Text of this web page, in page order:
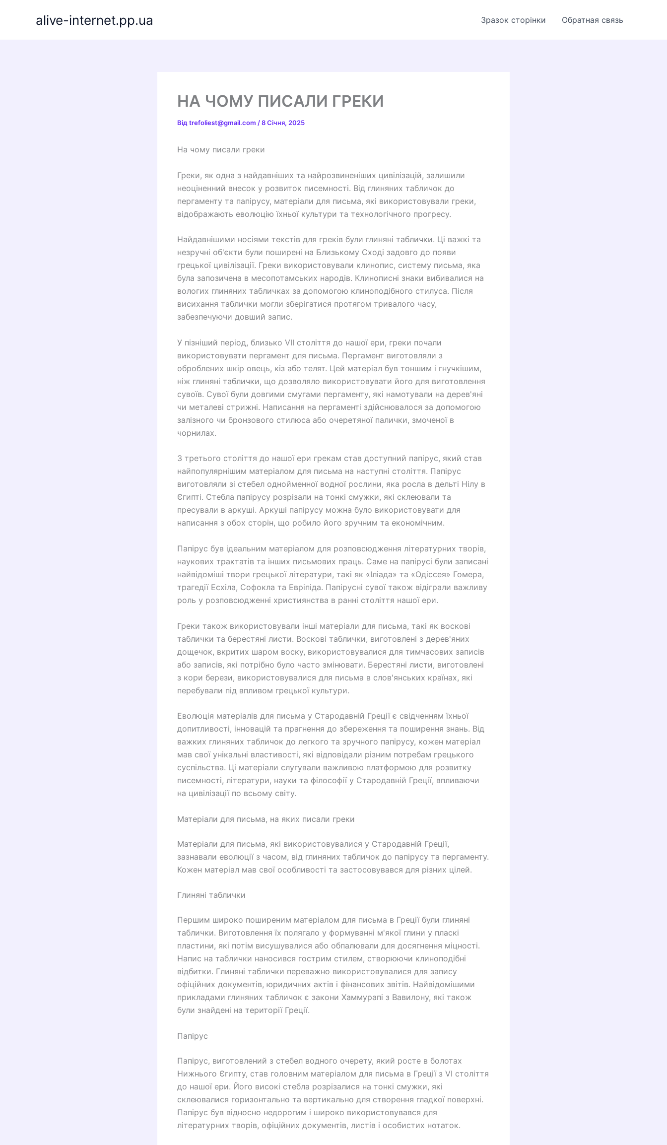
alive-internet.pp.ua Зразок сторінки Обратная связь
НА ЧОМУ ПИСАЛИ ГРЕКИ
Від trefoliest@gmail.com /8 Січня, 2025
На чому писали греки
Греки, як одна з найдавніших та найрозвиненіших цивілізацій, залишили
неоціненний внесок у розвиток писемності. Від глиняних табличок до
пергаменту та папірусу, матеріали для письма, які використовували греки,
відображають еволюцію їхньої культури та технологічного прогресу.
Найдавнішими носіями текстів для греків були глиняні таблички. Ці важкі та
незручні об'єкти були поширені на Близькому Сході задовго до появи
грецької цивілізації. Греки використовували клинопис, систему письма, яка
була запозичена в месопотамських народів. Клинописні знаки вибивалися на
вологих глиняних табличках за допомогою клиноподібного стилуса. Після
висихання таблички могли зберігатися протягом тривалого часу,
забезпечуючи довший запис.
У пізніший період, близько VII століття до нашої ери, греки почали
використовувати пергамент для письма. Пергамент виготовляли з
оброблених шкір овець, кіз або телят. Цей матеріал був тоншим і гнучкішим,
ніж глиняні таблички, що дозволяло використовувати його для виготовлення
сувоїв. Сувої були довгими смугами пергаменту, які намотували на дерев'яні
чи металеві стрижні. Написання на пергаменті здійснювалося за допомогою
залізного чи бронзового стилюса або очеретяної палички, змоченої в
чорнилах.
З третього століття до нашої ери грекам став доступний папірус, який став
найпопулярнішим матеріалом для письма на наступні століття. Папірус
виготовляли зі стебел однойменної водної рослини, яка росла в дельті Нілу в
Єгипті. Стебла папірусу розрізали на тонкі смужки, які склеювали та
пресували в аркуші. Аркуші папірусу можна було використовувати для
написання з обох сторін, що робило його зручним та економічним.
Папірус був ідеальним матеріалом для розповсюдження літературних творів,
наукових трактатів та інших письмових праць. Саме на папірусі були записані
найвідоміші твори грецької літератури, такі як «Іліада» та «Одіссея» Гомера,
трагедії Есхіла, Софокла та Евріпіда. Папірусні сувої також відіграли важливу
роль у розповсюдженні християнства в ранні століття нашої ери.
Греки також використовували інші матеріали для письма, такі як воскові
таблички та берестяні листи. Воскові таблички, виготовлені з дерев'яних
дощечок, вкритих шаром воску, використовувалися для тимчасових записів
або записів, які потрібно було часто змінювати. Берестяні листи, виготовлені
з кори берези, використовувалися для письма в слов'янських країнах, які
перебували під впливом грецької культури.
Еволюція матеріалів для письма у Стародавній Греції є свідченням їхньої
допитливості, інновацій та прагнення до збереження та поширення знань. Від
важких глиняних табличок до легкого та зручного папірусу, кожен матеріал
мав свої унікальні властивості, які відповідали різним потребам грецького
суспільства. Ці матеріали слугували важливою платформою для розвитку
писемності, літератури, науки та філософії у Стародавній Греції, впливаючи
на цивілізації по всьому світу.
Матеріали для письма, на яких писали греки
Матеріали для письма, які використовувалися у Стародавній Греції,
зазнавали еволюції з часом, від глиняних табличок до папірусу та пергаменту.
Кожен матеріал мав свої особливості та застосовувався для різних цілей.
Глиняні таблички
Першим широко поширеним матеріалом для письма в Греції були глиняні
таблички. Виготовлення їх полягало у формуванні м'якої глини у пласкі
пластини, які потім висушувалися або обпалювали для досягнення міцності.
Напис на таблички наносився гострим стилем, створюючи клиноподібні
відбитки. Глиняні таблички переважно використовувалися для запису
офіційних документів, юридичних актів і фінансових звітів. Найвідомішими
прикладами глиняних табличок є закони Хаммурапі з Вавилону, які також
були знайдені на території Греції.
Папірус
Папірус, виготовлений з стебел водного очерету, який росте в болотах
Нижнього Єгипту, став головним матеріалом для письма в Греції з VI століття
до нашої ери. Його високі стебла розрізалися на тонкі смужки, які
склеювалися горизонтально та вертикально для створення гладкої поверхні.
Папірус був відносно недорогим і широко використовувався для
літературних творів, офіційних документів, листів і особистих нотаток.